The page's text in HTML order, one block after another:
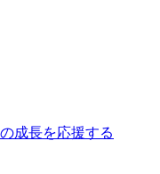
成長を応援する